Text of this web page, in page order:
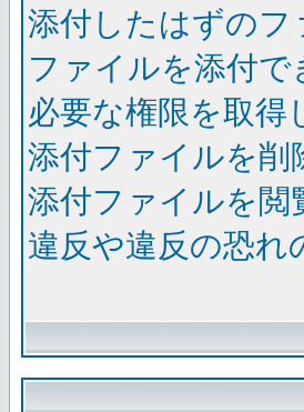
添付したはずの
ファイルを添付で
必要な権限を取
添付ファイルを削
添付ファイルを
違反や違反の恐れ